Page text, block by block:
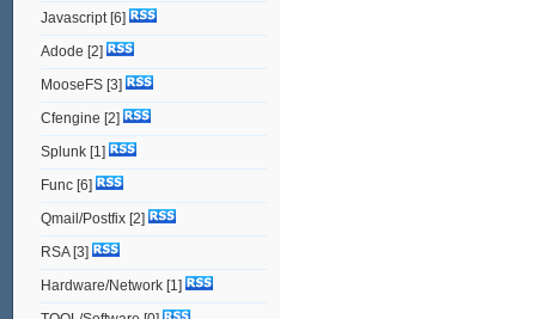
Javascript[6]
Adode [2]
MooseFS[3]
Cfengine [2]
Splunk[1]
Func[6]
Qmail/Postfix[2]
RSA[3]
Hardware/Network[1]